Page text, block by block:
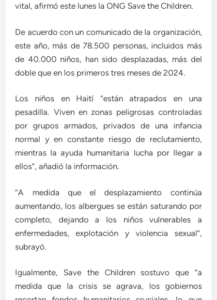
vital, afirmó este lunes la ONG Save the Children.
De acuerdo con un comunicado de la organización,
este año, más de 78.500 personas, incluidos más
de 40.000 niños, han sido desplazadas, más del
doble que en los primeros tres meses de 2024.
Los niños en Haití “están atrapados en una
pesadilla. Viven en zonas peligrosas controladas
por grupos armados, privados de una infancia
normal y en constante riesgo de reclutamiento,
mientras la ayuda humanitaria lucha por llegar a
ellos”, añadió la información.
“A medida que el desplazamiento continúa
aumentando, los albergues se están saturando por
completo, dejando a los niños vulnerables a
enfermedades, explotación y violencia sexual”,
subrayó.
Igualmente, Save the Children sostuvo que “a
medida que la crisis se agrava, los gobiernos